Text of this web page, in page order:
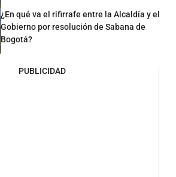
¿En qué va el rifirrafe entre la Alcaldía y el
Gobierno por resolución de Sabana de
Bogotá?
PUBLICIDAD